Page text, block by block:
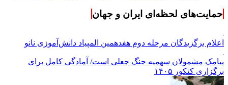
حمایت‌های لحظه‌ای ایران و جهان
اعلام برگزیدگان مرحله دوم هفدهمین المپیاد دانش‌آموزی نانو
پیامک مشمولان سهمیه جنگ جعلی است/ آمادگی کامل برای
برگزاری کنکور ۱۴۰۵